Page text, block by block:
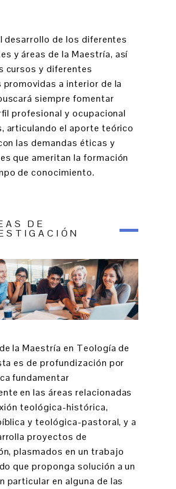
desarrollo de los diferentes
y áreas de la Maestría, así
cursos y diferentes
a interior de la
siempre fomentar
profesional y ocupacional
articulando el aporte teórico
las demandas éticas y
que ameritan la formación
de conocimiento.
DE
la Maestría en Teología de
es de profundización por
fundamentar
en las áreas relacionadas
teológica-histórica,
y teológica-pastoral, y a
proyectos de
plasmados en un trabajo
que proponga solución a un
particular en alguna de las